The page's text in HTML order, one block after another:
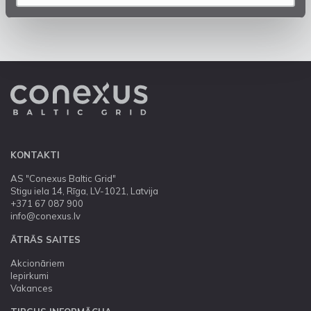
KONTAKTI
AS "Conexus Baltic Grid"
Stigu iela 14, Rīga, LV-1021, Latvija
+371 67 087 900
info@conexus.lv
ĀTRĀS SAITES
Akcionāriem
Iepirkumi
Vakances